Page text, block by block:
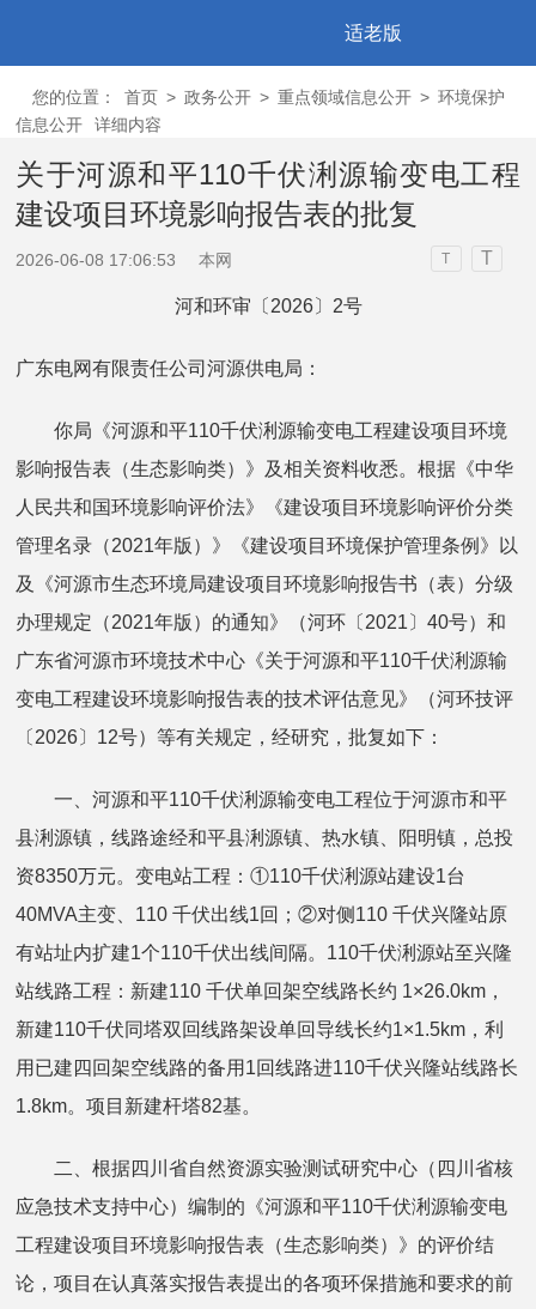
适老版
您的位置： 首页 > 政务公开 > 重点领域信息公开 > 环境保护
信息公开
详细内容
关于河源和平110千伏浰源输变电工程
建设项目环境影响报告表的批复
2026-06-08 17:06:53 本网 T T
河和环审〔2026〕2号
广东电网有限责任公司河源供电局：
你局《河源和平110千伏浰源输变电工程建设项目环境
影响报告表（生态影响类）》及相关资料收悉。根据《中华
人民共和国环境影响评价法》《建设项目环境影响评价分类
管理名录（2021年版）》《建设项目环境保护管理条例》以
及《河源市生态环境局建设项目环境影响报告书（表）分级
办理规定（2021年版）的通知》（河环〔2021〕40号）和
广东省河源市环境技术中心《关于河源和平110千伏浰源输
变电工程建设环境影响报告表的技术评估意见》（河环技评
〔2026〕12号）等有关规定，经研究，批复如下：
一、河源和平110千伏浰源输变电工程位于河源市和平
县浰源镇，线路途经和平县浰源镇、热水镇、阳明镇，总投
资8350万元。变电站工程：①110千伏浰源站建设1台
40MVA主变、110 千伏出线1回；②对侧110 千伏兴隆站原
有站址内扩建1个110千伏出线间隔。110千伏浰源站至兴隆
站线路工程：新建110 千伏单回架空线路长约 1×26.0km，
新建110千伏同塔双回线路架设单回导线长约1×1.5km，利
用已建四回架空线路的备用1回线路进110千伏兴隆站线路长
1.8km。项目新建杆塔82基。
二、根据四川省自然资源实验测试研究中心（四川省核
应急技术支持中心）编制的《河源和平110千伏浰源输变电
工程建设项目环境影响报告表（生态影响类）》的评价结
论，项目在认真落实报告表提出的各项环保措施和要求的前